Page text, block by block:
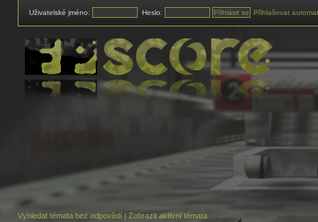
Uživatelské jméno: Heslo: Přihlašovat
Vyhledat témata bez odpovědí | Zobrazit aktivní témata